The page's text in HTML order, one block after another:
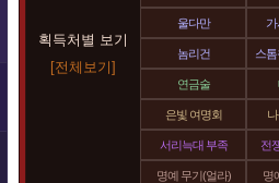
획득처별 보기
[전체보기]
울다만
놈리건 스
연금술
은빛 여명회
서리늑대 부족 전
명예 무기(얼라) 명